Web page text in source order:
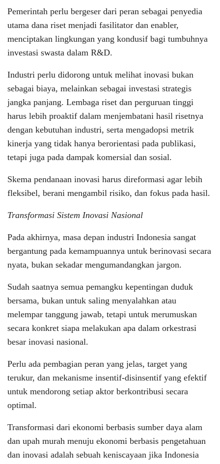
Pemerintah perlu bergeser dari peran sebagai penyedia
utama dana riset menjadi fasilitator dan enabler,
menciptakan lingkungan yang kondusif bagi tumbuhnya
investasi swasta dalam R&D.
Industri perlu didorong untuk melihat inovasi bukan
sebagai biaya, melainkan sebagai investasi strategis
jangka panjang. Lembaga riset dan perguruan tinggi
harus lebih proaktif dalam menjembatani hasil risetnya
dengan kebutuhan industri, serta mengadopsi metrik
kinerja yang tidak hanya berorientasi pada publikasi,
tetapi juga pada dampak komersial dan sosial.
Skema pendanaan inovasi harus direformasi agar lebih
fleksibel, berani mengambil risiko, dan fokus pada hasil.
Transformasi Sistem Inovasi Nasional
Pada akhirnya, masa depan industri Indonesia sangat
bergantung pada kemampuannya untuk berinovasi secara
nyata, bukan sekadar mengumandangkan jargon.
Sudah saatnya semua pemangku kepentingan duduk
bersama, bukan untuk saling menyalahkan atau
melempar tanggung jawab, tetapi untuk merumuskan
secara konkret siapa melakukan apa dalam orkestrasi
besar inovasi nasional.
Perlu ada pembagian peran yang jelas, target yang
terukur, dan mekanisme insentif-disinsentif yang efektif
untuk mendorong setiap aktor berkontribusi secara
optimal.
Transformasi dari ekonomi berbasis sumber daya alam
dan upah murah menuju ekonomi berbasis pengetahuan
dan inovasi adalah sebuah keniscayaan jika Indonesia